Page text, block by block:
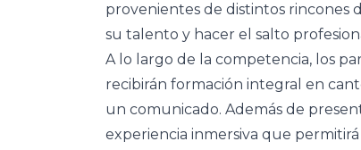
provenientes de distintos rincones
su talento y hacer el salto
A lo largo de la competencia, los
recibirán formación integral en
un comunicado. Además de
experiencia inmersiva que